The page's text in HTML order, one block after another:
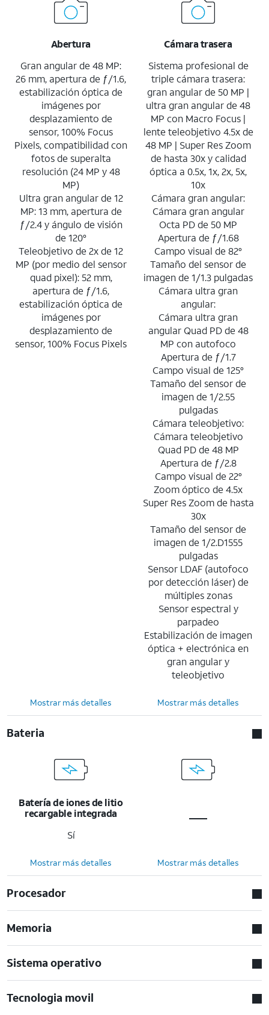
Abertura
Gran angular de 48 MP:
26 mm, apertura de ƒ/1.6,
estabilización óptica de
imágenes por
desplazamiento de
sensor, 100% Focus
Pixels, compatibilidad con
fotos de superalta
resolución (24 MP y 48
MP)
Ultra gran angular de 12
MP: 13 mm, apertura de
ƒ/2.4 y ángulo de visión
de 120°
Teleobjetivo de 2x de 12
MP (por medio del sensor
quad pixel): 52 mm,
apertura de ƒ/1.6,
estabilización óptica de
imágenes por
desplazamiento de
sensor, 100% Focus Pixels
Cámara trasera
Sistema profesional de
triple cámara trasera:
gran angular de 50 MP |
ultra gran angular de 48
MP con Macro Focus |
lente teleobjetivo 4.5x de
48 MP | Super Res Zoom
de hasta 30x y calidad
óptica a 0.5x, 1x, 2x, 5x,
10x
Cámara gran angular:
Cámara gran angular
Octa PD de 50 MP
Apertura de ƒ/1.68
Campo visual de 82°
Tamaño del sensor de
imagen de 1/1.3 pulgadas
Cámara ultra gran
angular:
Cámara ultra gran
angular Quad PD de 48
MP con autofoco
Apertura de ƒ/1.7
Campo visual de 125°
Tamaño del sensor de
imagen de 1/2.55
pulgadas
Cámara teleobjetivo:
Cámara teleobjetivo
Quad PD de 48 MP
Apertura de ƒ/2.8
Campo visual de 22°
Zoom óptico de 4.5x
Super Res Zoom de hasta
30x
Tamaño del sensor de
imagen de 1/2.D1555
pulgadas
Sensor LDAF (autofoco
por detección láser) de
múltiples zonas
Sensor espectral y
parpadeo
Estabilización de imagen
óptica + electrónica en
gran angular y
teleobjetivo
Mostrar más detalles Mostrar más detalles
Bateria
Batería de iones de litio
recargable integrada
Sí
Mostrar más detalles Mostrar más detalles
Procesador
Memoria
Sistema operativo
Tecnologia movil